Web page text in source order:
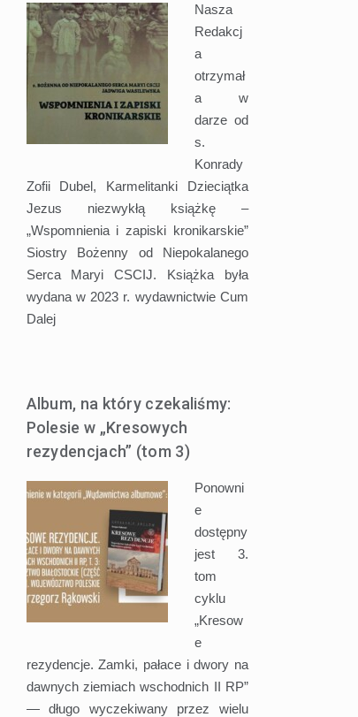
Nasza
Redakcj
a
otrzymał
a w
darze od
s.
Konrady
Zofii Dubel, Karmelitanki Dzieciątka
Jezus niezwykłą książkę –
„Wspomnienia i zapiski kronikarskie”
Siostry Bożenny od Niepokalanego
Serca Maryi CSCIJ. Książka była
wydana w 2023 r. wydawnictwie Cum
Dalej
Album, na który czekaliśmy:
Polesie w „Kresowych
rezydencjach” (tom 3)
Ponowni
e
dostępny
jest 3.
tom
cyklu
„Kresow
e
rezydencje. Zamki, pałace i dwory na
dawnych ziemiach wschodnich II RP”
— długo wyczekiwany przez wielu